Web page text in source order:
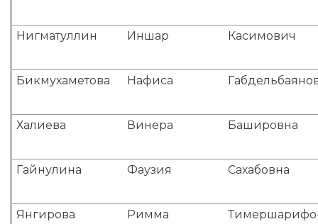
Нигматуллин Иншар Касимович
Бикмухаметова Нафиса
Халиева Винера Башировна
Гайнулина Фаузия Сахабовна
Янгирова Римма